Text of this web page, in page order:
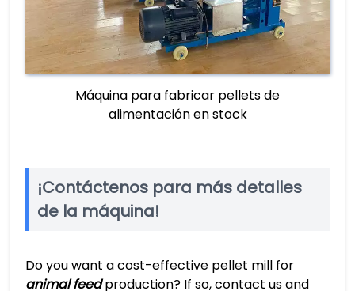
Máquina para fabricar pellets de
alimentación en stock
¡Contáctenos para más detalles
de la máquina!
Do you want a cost-effective pellet mill for
animal feedproduction? If so, contact us and